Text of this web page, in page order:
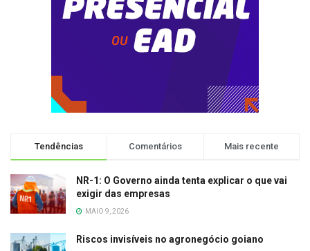
Tendências Comentários Mais recente
NR-1: O Governo ainda tenta explicar o que vai
exigir das empresas
MAIO 9, 2026
Riscos invisíveis no agronegócio goiano